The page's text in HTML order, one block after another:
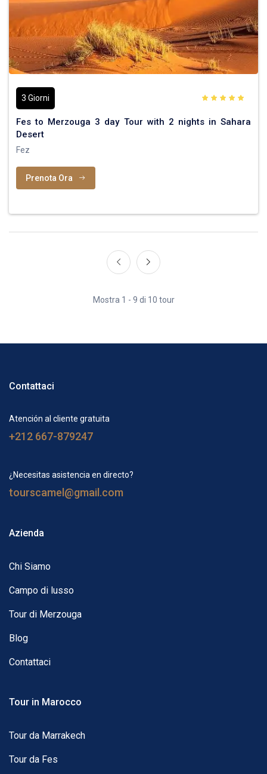
3 Giorni
Fes to Merzouga 3 day Tour with 2 nights in Sahara
Desert
Fez
Prenota Ora
Mostra 1 - 9 di 10 tour
Contattaci
Atención al cliente gratuita
+212 667-879247
¿Necesitas asistencia en directo?
tourscamel@gmail.com
Azienda
Chi Siamo
Campo di lusso
Tour di Merzouga
Blog
Contattaci
Tour in Marocco
Tour da Marrakech
Tour da Fes